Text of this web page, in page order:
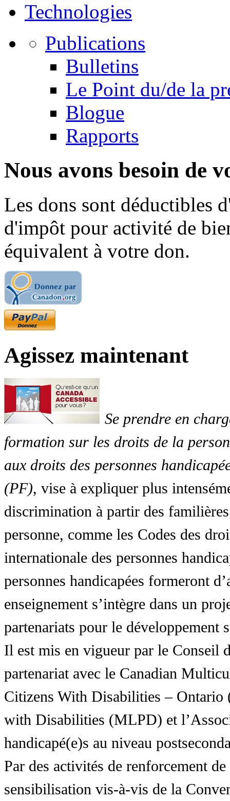
Technologies
Publications
Bulletins
Le Point du/de la
Blogue
Rapports
Nous avons besoin de
Les dons sont déductibles
d'impôt pour activité de
équivalent à votre don.
Agissez maintenant
Se prendre en
formation sur les droits de la
aux droits des personnes
(PF), vise à expliquer plus
discrimination à partir des
personne, comme les Codes des
internationale des personnes
personnes handicapées formeront
enseignement s’intègre dans un
partenariats pour le développement
Il est mis en vigueur par le Conseil
partenariat avec le Canadian
Citizens With Disabilities – Ontario
with Disabilities (MLPD) et
handicapé(e)s au niveau
Par des activités de renforcement
sensibilisation vis-à-vis de la